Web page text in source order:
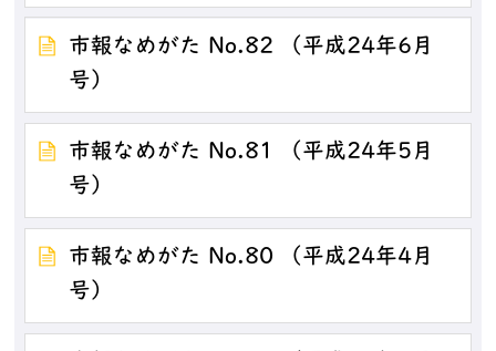
市報なめがた No.82 （平成24年6月
号）
市報なめがた No.81 （平成24年5月
号）
市報なめがた No.80 （平成24年4月
号）